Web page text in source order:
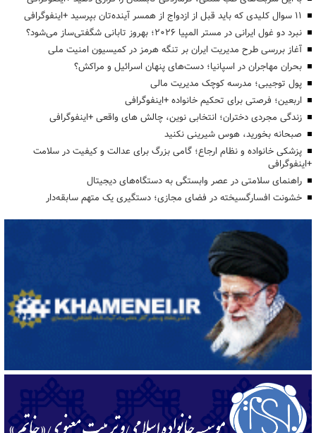
۱۱ سوال کلیدی که باید قبل از ازدواج از همسر آینده‌تان بپرسید +اینفوگرافی
نبرد دو غول ایرانی در مستر المپیا ۲۰۲۶؛ بهروز تابانی شگفتی‌ساز می‌شود؟
آغاز بررسی طرح مدیریت ایران بر تنگه هرمز در کمیسیون امنیت ملی
بحران مهاجران در اسپانیا؛ دست‌های پنهان اسرائیل و مراکش؟
پول توجیبی؛ مدرسه کوچک مدیریت مالی
اربعین؛ فرصتی برای تحکیم خانواده +اینفوگرافی
زندگی مجردی دختران؛ انتخابی نوین، چالش های واقعی +اینفوگرافی
صبحانه بخورید، هوس شیرینی نکنید
پزشکی خانواده و نظام ارجاع؛ گامی بزرگ برای عدالت و کیفیت در سلامت
+اینفوگرافی
راهنمای سلامتی در عصر وابستگی به دستگاه‌های دیجیتال
خشونت افسارگسیخته در فضای مجازی؛ دستگیری یک متهم سابقه‌دار